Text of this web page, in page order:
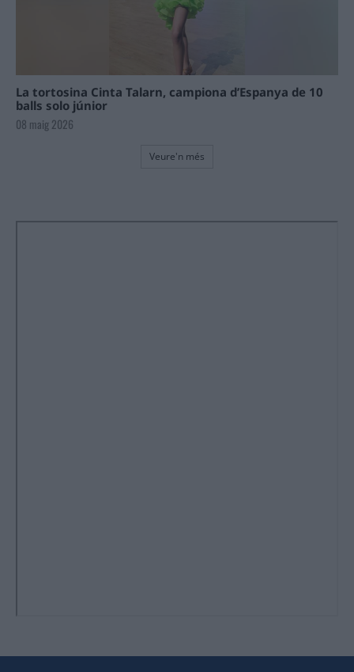
La tortosina Cinta Talarn, campiona d’Espanya de 10
balls solo júnior
08 maig 2026
Veure'n més